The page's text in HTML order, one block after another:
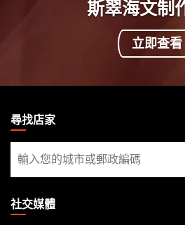
斯翠海文制
立即查看
THE
GATHERING
FOOTER
尋找店家
尋
找
家
社交媒體